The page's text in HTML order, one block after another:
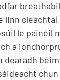
linn
le painéil
a
dearadh